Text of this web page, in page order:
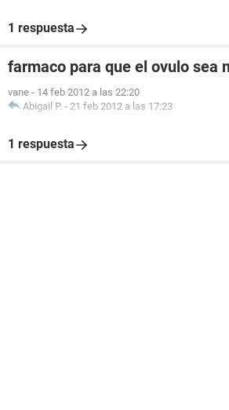
1 respuesta
farmaco para que el ovulo sea
vane - 14 feb 2012 a las 22:20
Abigail P. - 21 feb 2012 a las 17:23
1 respuesta